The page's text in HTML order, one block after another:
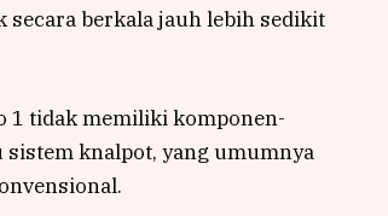
secara berkala jauh lebih sedikit
1 tidak memiliki komponen-
knalpot, yang umumnya